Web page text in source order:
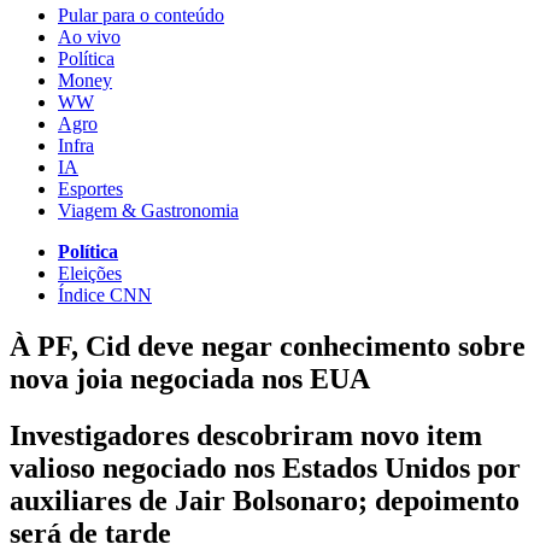
Pular para o conteúdo
Ao vivo
Política
Money
WW
Agro
Infra
IA
Esportes
Viagem & Gastronomia
Política
Eleições
Índice CNN
À PF, Cid deve negar conhecimento sobre
nova joia negociada nos EUA
Investigadores descobriram novo item
valioso negociado nos Estados Unidos por
auxiliares de Jair Bolsonaro; depoimento
será de tarde